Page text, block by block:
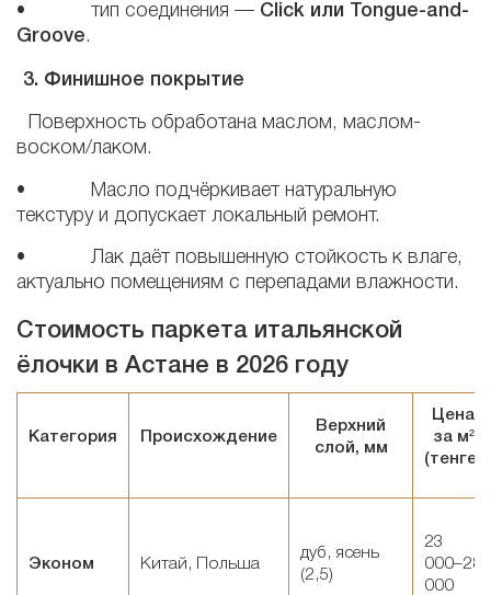
• тип соединения — Click или Tongue-and-
Groove.
3. Финишное покрытие
Поверхность обработана маслом, маслом-
воском/лаком.
• Масло подчёркивает натуральную
текстуру и допускает локальный ремонт.
• Лак даёт повышенную стойкость к влаге,
актуально помещениям с перепадами влажности.
Стоимость паркета итальянской
ёлочки в Астане в 2026 году
Категория Происхождение
Верхний
слой, мм
Цена
за м²
(тенге)
Эконом Китай, Польша
дуб, ясень
(2,5)
23
000–28
000